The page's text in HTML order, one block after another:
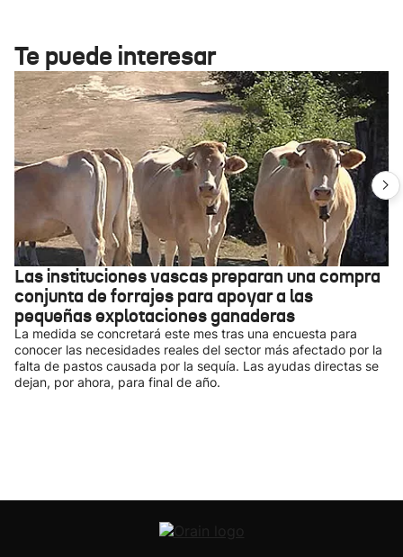
Te puede interesar
Las instituciones vascas preparan una compra
conjunta de forrajes para apoyar a las
pequeñas explotaciones ganaderas
La medida se concretará este mes tras una encuesta para
conocer las necesidades reales del sector más afectado por la
falta de pastos causada por la sequía. Las ayudas directas se
dejan, por ahora, para final de año.